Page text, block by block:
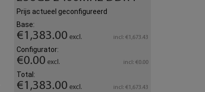
Prijs actueel geconfigureerd
Base:
€1,383.00 excl. incl: €1,673.43
Configurator:
€0.00 excl. incl: €0.00
Total:
€1,383.00 excl. incl: €1,673.43